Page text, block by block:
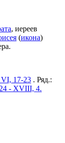
, иереев
(икона)
VI, 17-23 . Ряд.:
- XVIII, 4.